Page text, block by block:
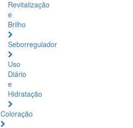
Revitalização
e
Brilho
Seborregulador
Uso
Diário
e
Hidratação
Coloração